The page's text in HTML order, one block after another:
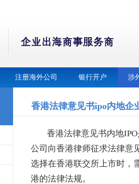
注册海外公司 银行开户 涉
香港法律意见书ipo内地企
香港法律意见书内地IPO
公司向香港律师征求法律意
选择在香港联交所上市时，
港的法律法规。